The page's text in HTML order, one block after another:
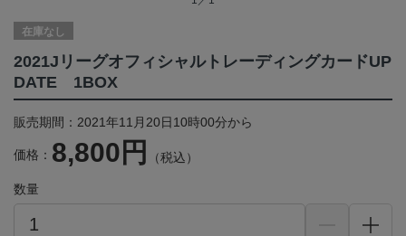
在庫なし
2021JリーグオフィシャルトレーディングカードUP
DATE 1BOX
販売期間：2021年11月20日10時00分から
価格： 8,800円 （税込）
数量